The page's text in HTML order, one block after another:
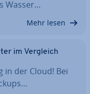
Wasser…
Mehr lesen
im Vergleich
in der Cloud! Bei